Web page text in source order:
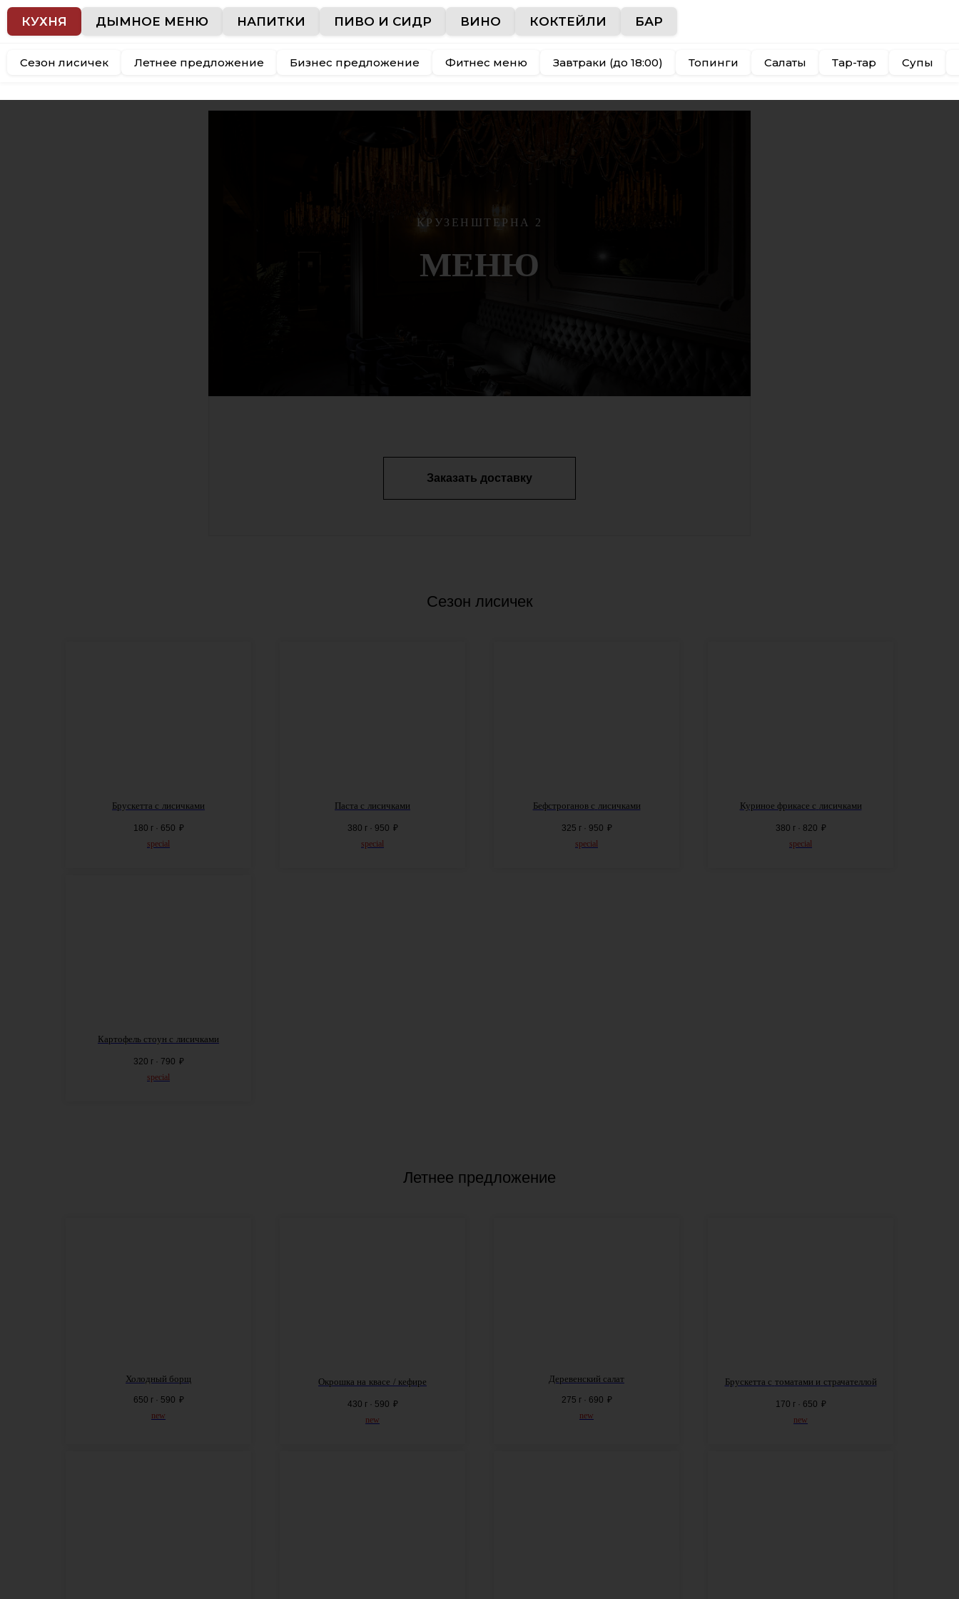
КУХНЯ ДЫМНОЕ МЕНЮ НАПИТКИ ПИВО И СИДР ВИНО КОКТЕЙЛИ БАР
Сезон лисичек Летнее предложение Бизнес предложение Фитнес меню Завтраки (до 18:00) Топинги Салаты Тар-тар Супы
КРУЗЕНШТЕРНА 2
МЕНЮ
Заказать доставку
Сезон лисичек
Брускетта с лисичками
180 г · 650 ₽
special
Паста с лисичками
380 г · 950 ₽
special
Бефстроганов с лисичками
325 г · 950 ₽
special
Куриное фрикасе с лисичками
380 г · 820 ₽
special
Картофель стоун с лисичками
320 г · 790 ₽
special
Летнее предложение
Холодный борщ
650 г · 590 ₽
new
Окрошка на квасе / кефире
430 г · 590 ₽
new
Деревенский салат
275 г · 690 ₽
new
Брускетта с томатами и страчателлой
170 г · 650 ₽
new